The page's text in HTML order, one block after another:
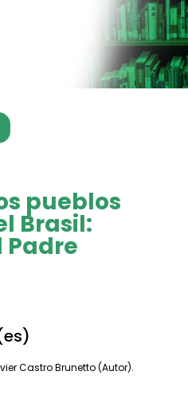
pueblos
Brasil:
Castro Brunetto (Autor).